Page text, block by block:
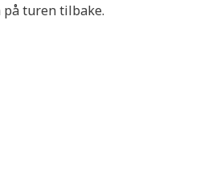
på turen tilbake.